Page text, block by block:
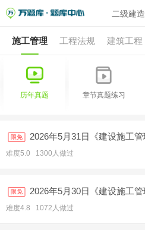
二级建
施工管理 工程法规 建筑工程
历年真题 章节真题练习
限免 2026年5月31日《建设施工
难度5.0 1300人做过
限免 2026年5月30日《建设施工
难度4.8 1072人做过